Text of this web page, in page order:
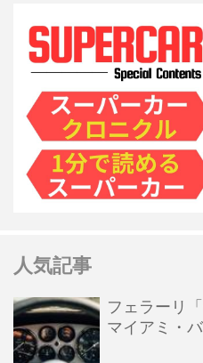
人気記事
フェラーリ
マイアミ・